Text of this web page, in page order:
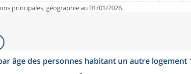
principales, géographie au 01/01/2026.
âge des personnes habitant un autre logement